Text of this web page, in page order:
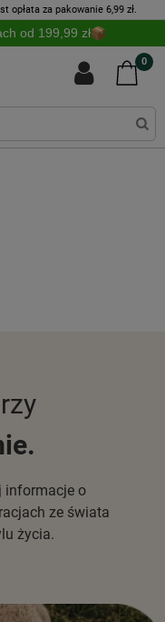
opłata za pakowanie 6,99 zł.
od 199,99 zł
0
informacje o
ze świata
życia.